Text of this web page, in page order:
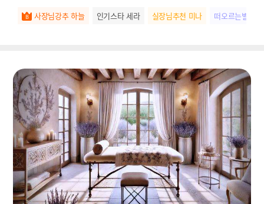
사장님강추 하늘 인기스타 세라 실장님추천 미나 떠오르는별 나린